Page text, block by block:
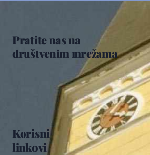
Korisni
linkovi
Pratite nas na
društvenim mrežama